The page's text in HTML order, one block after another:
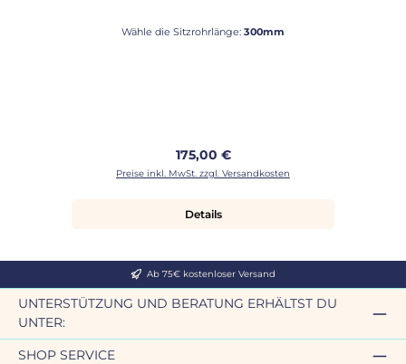
Wähle die Sitzrohrlänge: 300mm
Regulärer Preis:
175,00 €
Preise inkl. MwSt. zzgl. Versandkosten
Details
Ab 75€ kostenloser Versand
UNTERSTÜTZUNG UND BERATUNG ERHÄLTST DU
UNTER:
SHOP SERVICE